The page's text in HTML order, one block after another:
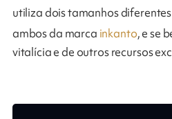
utiliza dois tamanhos
ambos da marca inkanto, e se
vitalícia e de outros recursos